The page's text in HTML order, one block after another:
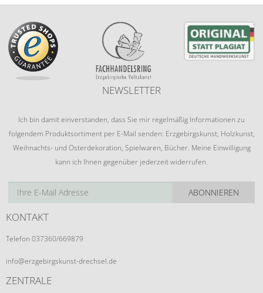
NEWSLETTER
Ich bin damit einverstanden, dass Sie mir regelmäßig Informationen zu
folgendem Produktsortiment per E-Mail senden: Erzgebirgskunst, Holzkunst,
Weihnachts- und Osterdekoration, Spielwaren, Bücher. Meine Einwilligung
kann ich Ihnen gegenüber jederzeit widerrufen.
ABONNIEREN
KONTAKT
Telefon 037360/669879
info@erzgebirgskunst-drechsel.de
ZENTRALE